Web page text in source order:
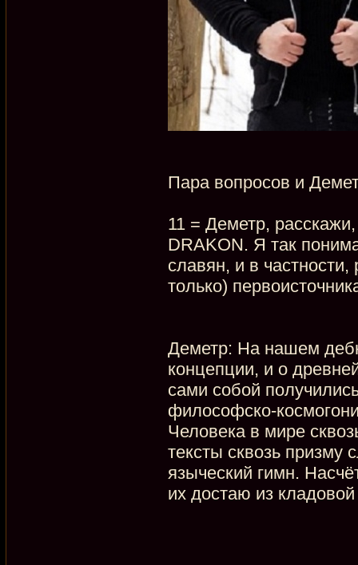
Пара вопросов и
11 = Деметр,
DRAKON. Я так
славян, и в
только)
Деметр: На нашем
концепции, и о
сами собой
философско-
Человека в мире
тексты сквозь призму
языческий гимн.
их достаю из